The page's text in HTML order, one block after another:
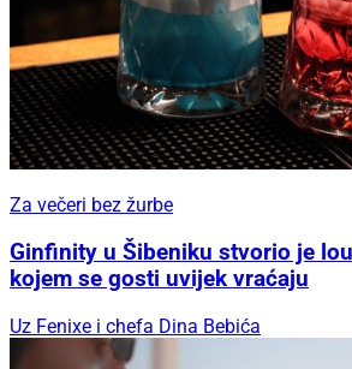
Za večeri bez žurbe
Ginfinity u Šibeniku stvorio je
kojem se gosti uvijek vraćaju
Uz Fenixe i chefa Dina Bebića